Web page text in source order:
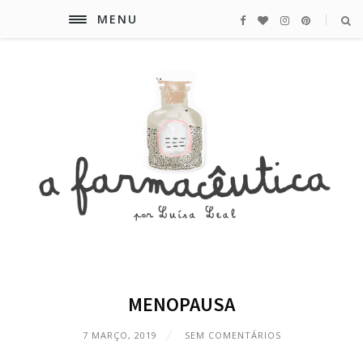
MENU
MENOPAUSA
7 MARÇO, 2019 SEM COMENTÁRIOS